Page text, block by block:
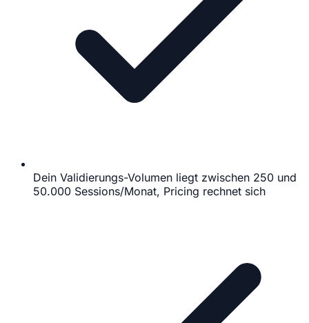
Dein Validierungs-Volumen liegt zwischen 250 und
50.000 Sessions/Monat, Pricing rechnet sich